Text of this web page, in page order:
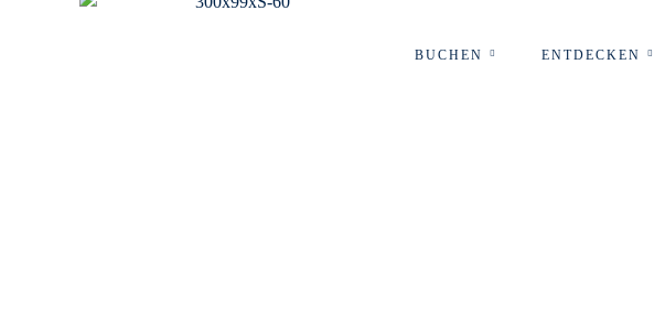
BUCHEN ENTDECKEN